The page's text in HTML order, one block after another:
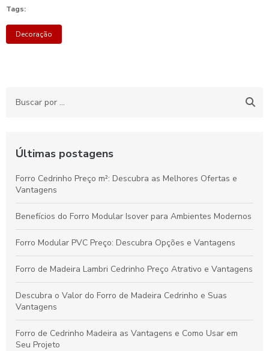
Tags:
Decoração
Últimas postagens
Forro Cedrinho Preço m²: Descubra as Melhores Ofertas e
Vantagens
Benefícios do Forro Modular Isover para Ambientes Modernos
Forro Modular PVC Preço: Descubra Opções e Vantagens
Forro de Madeira Lambri Cedrinho Preço Atrativo e Vantagens
Descubra o Valor do Forro de Madeira Cedrinho e Suas
Vantagens
Forro de Cedrinho Madeira as Vantagens e Como Usar em
Seu Projeto